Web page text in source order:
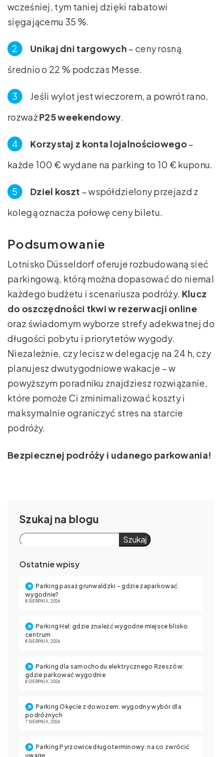
wcześniej, tym taniej dzięki rabatowi
sięgającemu 35 %.
Unikaj dni targowych – ceny rosną
średnio o 22 % podczas Messe.
Jeśli wylot jest wieczorem, a powrót rano,
rozważP25 weekendowy.
Korzystaj z konta lojalnościowego–
każde 100 € wydane na parking to 10 € kuponu.
Dziel koszt – współdzielony przejazd z
kolegą oznacza połowę ceny biletu.
Podsumowanie
Lotnisko Düsseldorf oferuje rozbudowaną sieć
parkingową, którą można dopasować do niemal
każdego budżetu i scenariusza podróży. Klucz
do oszczędności tkwi w rezerwacji online
oraz świadomym wyborze strefy adekwatnej do
długości pobytu i priorytetów wygody.
Niezależnie, czy lecisz w delegację na 24 h, czy
planujesz dwutygodniowe wakacje – w
powyższym poradniku znajdziesz rozwiązanie,
które pomoże Ci zminimalizować koszty i
maksymalnie ograniczyć stres na starcie
podróży.
Bezpiecznej podróży i udanego parkowania!
Szukaj
Szukaj
Ostatnie wpisy
Parking pasaż grunwaldzki – gdzie zaparkować
wygodnie?
8 SIERPNIA, 2026
Parking Hel: gdzie znaleźć wygodne miejsce blisko
centrum
8 SIERPNIA, 2026
Parking dla samochodu elektrycznego Rzeszów:
gdzie parkować wygodnie
8 SIERPNIA, 2026
Parking Okęcie z dowozem: wygodny wybór dla
podróżnych
7 SIERPNIA, 2026
Parking Pyrzowice długoterminowy: na co zwrócić
uwagę